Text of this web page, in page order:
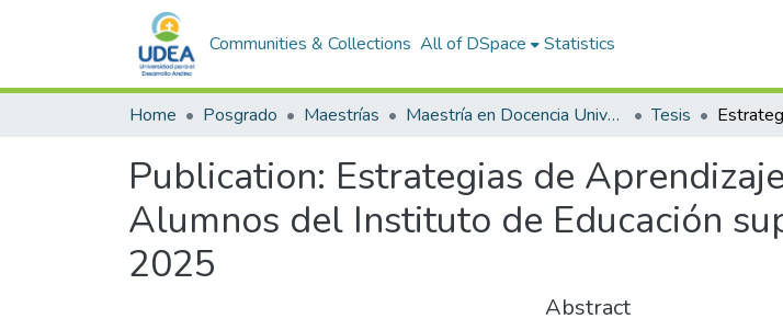
Communities & Collections All of DSpace Statistics
Home Posgrado Maestrías Maestría en Docencia Universitaria y Gestión Educativa Tesis
Publication: Estrategias de
Alumnos del Instituto de Educación
2025
Abstract